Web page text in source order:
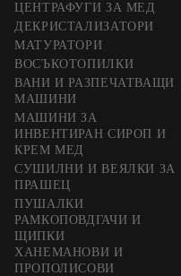
ЦЕНТРАФУГИ ЗА МЕД
ДЕКРИСТАЛИЗАТОРИ
МАТУРАТОРИ
ВОСЪКОТОПИЛКИ
ВАНИ И РАЗПЕЧАТВАЩИ
МАШИНИ
МАШИНИ ЗА
ИНВЕНТИРАН СИРОП И
КРЕМ МЕД
СУШИЛНИ И ВЕЯЛКИ ЗА
ПРАШЕЦ
ПУШАЛКИ
РАМКОПОВДГАЧИ И
ЩИПКИ
ХАНЕМАНОВИ И
ПРОПОЛИСОВИ